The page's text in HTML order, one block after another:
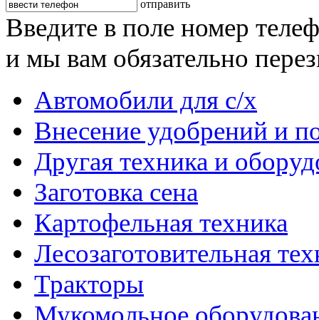
отправить
Введите в поле номер
и мы вам обязательно
Автомобили для с/х
Внесение удобрений и
Другая техника и
Заготовка сена
Картофельная техника
Лесозаготовительная
Тракторы